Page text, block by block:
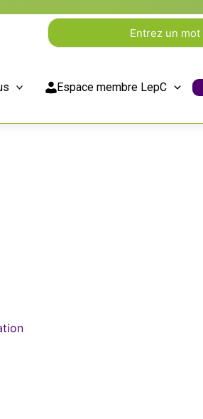
Rechercher:
Espace membre LepC